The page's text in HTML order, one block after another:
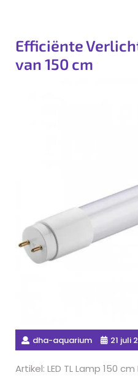
Efficiënte
van 150 cm
dha-aquarium 21 juli
Artikel: LED TL Lamp 150 cm